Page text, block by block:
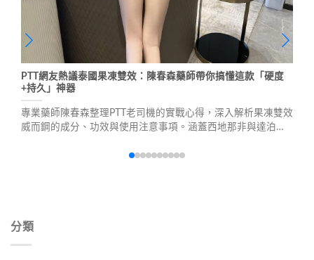
分類
PTT網友熱議泰國果凍雙效：陳春森藥師帶你搞懂這款「硬度
+持久」神器
專業藥師陳春森整理PTT老司機的實戰心得，深入解析果凍雙效
威而鋼的成分、功效與使用注意事項。涵蓋西地那非與達泊西
享，幫助你判斷是否適合自己。